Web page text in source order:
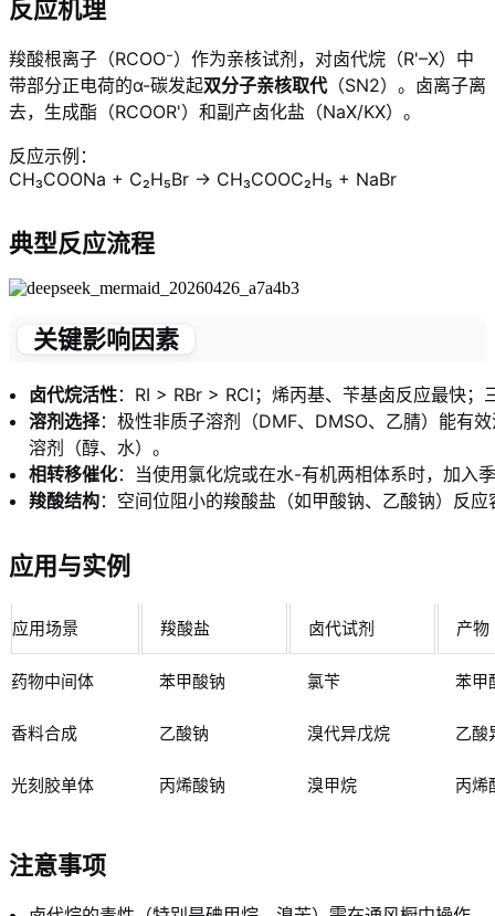
反应机理
羧酸根离子（RCOO⁻）作为亲核试剂，对卤代烷（R'–X）中
带部分正电荷的α-碳发起双分子亲核取代（SN2）。卤离子离
去，生成酯（RCOOR'）和副产卤化盐（NaX/KX）。
反应示例：
CH₃COONa + C₂H₅Br → CH₃COOC₂H₅ + NaBr
典型反应流程
关键影响因素
卤代烷活性：RI > RBr > RCl；烯丙基、苄基卤反应最快；
溶剂选择：极性非质子溶剂（DMF、DMSO、乙腈）能有
溶剂（醇、水）。
相转移催化：当使用氯化烷或在水-有机两相体系时，加入
羧酸结构：空间位阻小的羧酸盐（如甲酸钠、乙酸钠）反
应用与实例
应用场景 羧酸盐 卤代试剂 产物
药物中间体 苯甲酸钠 氯苄 苯甲
香料合成 乙酸钠 溴代异戊烷 乙酸
光刻胶单体 丙烯酸钠 溴甲烷 丙烯
注意事项